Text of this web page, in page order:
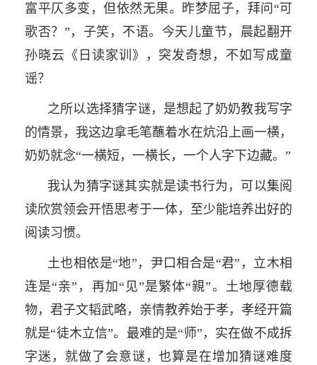
富平仄多变，但依然无果。昨梦屈子，拜问“可
歌否？”，子笑，不语。今天儿童节，晨起翻开
孙晓云《日读家训》，突发奇想，不如写成童
谣？
之所以选择猜字谜，是想起了奶奶教我写字
的情景，我这边拿毛笔蘸着水在炕沿上画一横，
奶奶就念“一横短，一横长，一个人字下边藏。”
我认为猜字谜其实就是读书行为，可以集阅
读欣赏领会开悟思考于一体，至少能培养出好的
阅读习惯。
土也相依是“地”，尹口相合是“君”，立木相
连是“亲”，再加“见”是繁体“親”。土地厚德载
物，君子文韬武略，亲情教养始于孝，孝经开篇
就是“徒木立信”。最难的是“师”，实在做不成拆
字迷，就做了会意谜，也算是在增加猜谜难度